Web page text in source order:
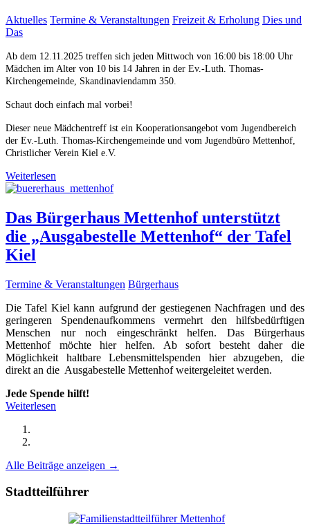
Aktuelles Termine & Veranstaltungen Freizeit & Erholung Dies und
Das
Ab dem 12.11.2025 treffen sich jeden Mittwoch von 16:00 bis 18:00 Uhr
Mädchen im Alter von 10 bis 14 Jahren in der Ev.-Luth. Thomas-
Kirchengemeinde, Skandinaviendamm 350.
Schaut doch einfach mal vorbei!
Dieser neue Mädchentreff ist ein Kooperationsangebot vom Jugendbereich
der Ev.-Luth. Thomas-Kirchengemeinde und vom Jugendbüro Mettenhof,
Christlicher Verein Kiel e.V.
Weiterlesen
Das Bürgerhaus Mettenhof unterstützt
die „Ausgabestelle Mettenhof“ der Tafel
Kiel
Termine & Veranstaltungen Bürgerhaus
Die Tafel Kiel kann aufgrund der gestiegenen Nachfragen und des
geringeren Spendenaufkommens vermehrt den hilfsbedürftigen
Menschen nur noch eingeschränkt helfen. Das Bürgerhaus
Mettenhof möchte hier helfen. Ab sofort besteht daher die
Möglichkeit haltbare Lebensmittelspenden hier abzugeben, die
direkt an die Ausgabestelle Mettenhof weitergeleitet werden.
Jede Spende hilft!
Weiterlesen
Alle Beiträge anzeigen →
Stadtteilführer